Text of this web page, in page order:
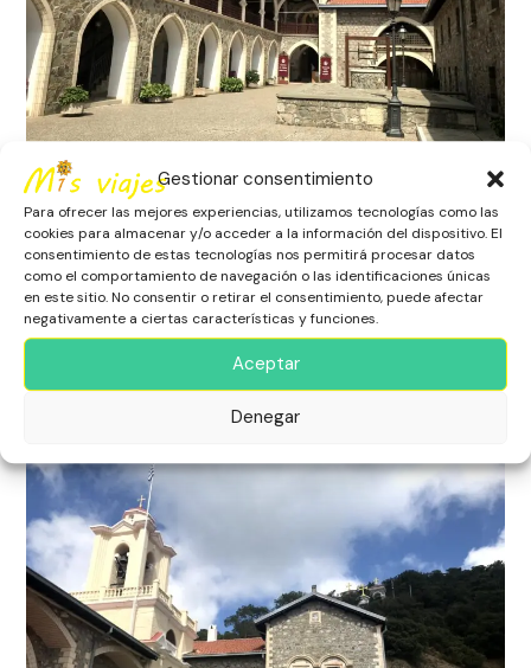
Gestionar consentimiento
Para ofrecer las mejores experiencias, utilizamos tecnologías como las
cookies para almacenar y/o acceder a la información del dispositivo. El
consentimiento de estas tecnologías nos permitirá procesar datos
como el comportamiento de navegación o las identificaciones únicas
en este sitio. No consentir o retirar el consentimiento, puede afectar
negativamente a ciertas características y funciones.
Aceptar
Denegar
Bella panorámica de los montes Troodos y del Monasterio
Un Poco de Historia
Alrededor del año 990 se situó su fundación, poco
después de la iconoclasia bizantina (conflicto religioso en
el imperio bizantino). Según la tradición, comenzó como
icono de la Virgen. A lo largo de los siglos fue destruido y
frente a nosotros, data del 1731.